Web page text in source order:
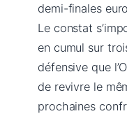
demi-finales
Le constat
en cumul sur
défensive que
de revivre le
prochaines